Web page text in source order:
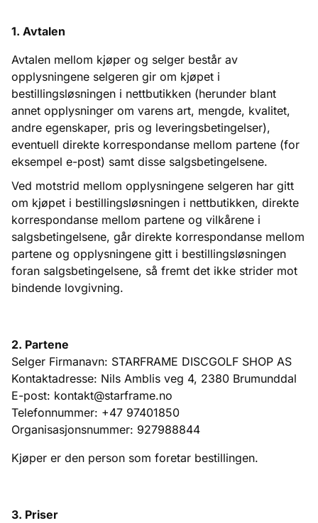
1. Avtalen
Avtalen mellom kjøper og selger består av
opplysningene selgeren gir om kjøpet i
bestillingsløsningen i nettbutikken (herunder blant
annet opplysninger om varens art, mengde, kvalitet,
andre egenskaper, pris og leveringsbetingelser),
eventuell direkte korrespondanse mellom partene (for
eksempel e-post) samt disse salgsbetingelsene.
Ved motstrid mellom opplysningene selgeren har gitt
om kjøpet i bestillingsløsningen i nettbutikken, direkte
korrespondanse mellom partene og vilkårene i
salgsbetingelsene, går direkte korrespondanse mellom
partene og opplysningene gitt i bestillingsløsningen
foran salgsbetingelsene, så fremt det ikke strider mot
bindende lovgivning.
2. Partene
Selger Firmanavn: STARFRAME DISCGOLF SHOP AS
Kontaktadresse: Nils Amblis veg 4, 2380 Brumunddal
E-post: kontakt@starframe.no
Telefonnummer: +47 97401850
Organisasjonsnummer: 927988844
Kjøper er den person som foretar bestillingen.
3. Priser